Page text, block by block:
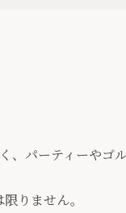
、パーティーやゴ
りません。